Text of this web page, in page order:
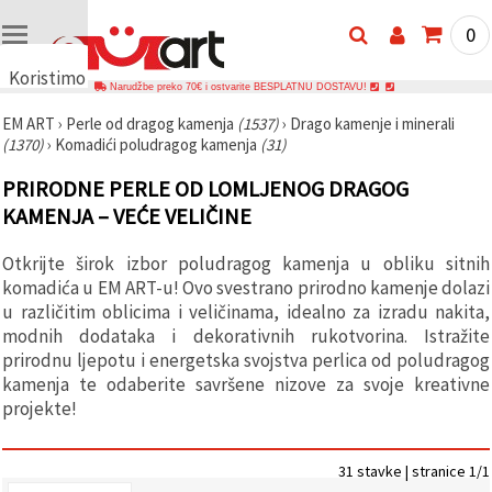
Koristimo
🍪
Koristimo
slične
tehnologije
kako bismo
ispravno
funkcioniranje
web-
stranice,
poboljšali
vaše
korisničko
iskustvo i,
uz vašu
privolu,
promet te
0
Narudžbe preko 70€ i ostvarite BESPLATNU DOSTAVU!
EM ART › Perle od dragog kamenja (1537)› Drago kamenje i minerali
(1370)› Komadići poludragog kamenja (31)
PRIRODNE PERLE OD LOMLJENOG DRAGOG
KAMENJA – VEĆE VELIČINE
Otkrijte širok izbor poludragog kamenja u obliku sitnih
komadića u EM ART-u! Ovo svestrano prirodno kamenje dolazi
u različitim oblicima i veličinama, idealno za izradu nakita,
modnih dodataka i dekorativnih rukotvorina. Istražite
prirodnu ljepotu i energetska svojstva perlica od poludragog
kamenja te odaberite savršene nizove za svoje kreativne
projekte!
31 stavke | stranice 1/1